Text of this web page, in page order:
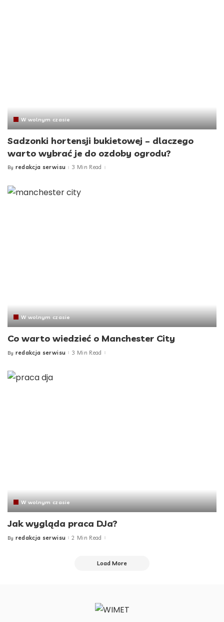
W wolnym czasie
Sadzonki hortensji bukietowej – dlaczego
warto wybrać je do ozdoby ogrodu?
Posted
By redakcja serwisu 3 Min Read
W wolnym czasie
Co warto wiedzieć o Manchester City
Posted
By redakcja serwisu 3 Min Read
W wolnym czasie
Jak wygląda praca DJa?
Posted
By redakcja serwisu 2 Min Read
Load More